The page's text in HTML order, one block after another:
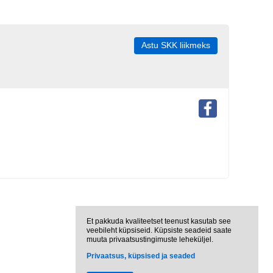
Et pakkuda kvaliteetset teenust kasutab see
veebileht küpsiseid. Küpsiste seadeid saate
muuta privaatsustingimuste leheküljel.
Privaatsus, küpsised ja seaded
Astu SKK liikmeks